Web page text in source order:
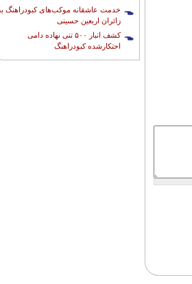
خدمت عاشقانه موکب‌های کبودراهنگ
زائران اربعین حسینی
کشف انبار ۵۰۰ تنی نهاده دامی
احتکارشده کبودراهنگ